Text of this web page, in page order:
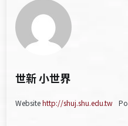
世新 小世界
Websitehttp://shuj.shu.edu.tw